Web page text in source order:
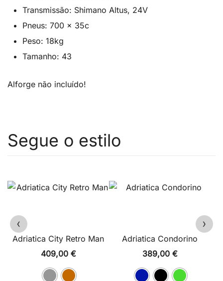
Transmissão: Shimano Altus, 24V
Pneus: 700 x 35c
Peso: 18kg
Tamanho: 43
Alforge não incluído!
‹
Adriatica City Retro Man
409,00 €
Adriatica Condorino
389,00 €
›